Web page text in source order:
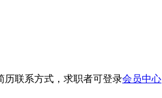
历联系方式，求职者可登录会员中心